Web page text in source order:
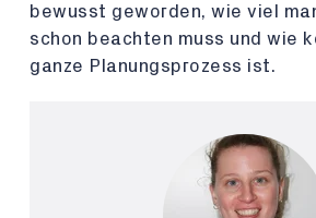
bewusst geworden, wie viel
schon beachten muss und wie
ganze Planungsprozess ist.